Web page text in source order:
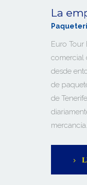
La
Euro Tour
comercial
desde
de
de
mercancía.